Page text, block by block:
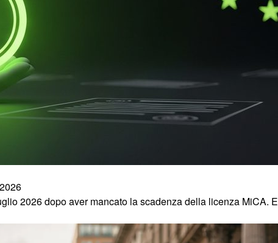
2026 dopo aver mancato la scadenza della licenza MiCA.